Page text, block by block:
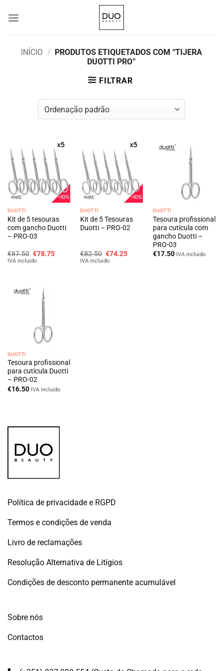
INÍCIO / PRODUTOS ETIQUETADOS COM “TIJERA
DUOTTI PRO”
FILTRAR
DUOTTI
Kit de 5 tesouras
com gancho Duotti
– PRO-03
€87.50 O
preço
€78.75O
IVA incluido
DUOTTI
Kit de 5 Tesouras
Duotti – PRO-02
€82.50 O
preço
€74.25O
IVA incluido
DUOTTI
Tesoura profissional
para cutícula com
gancho Duotti –
PRO-03
€17.50 IVA incluido
DUOTTI
Tesoura profissional
para cutícula Duotti
– PRO-02
€16.50 IVA incluido
Política de privacidade e RGPD
Termos e condições de venda
Livro de reclamações
Resolução Alternativa de Litígios
Condições de desconto permanente acumulável
Sobre nós
Contactos